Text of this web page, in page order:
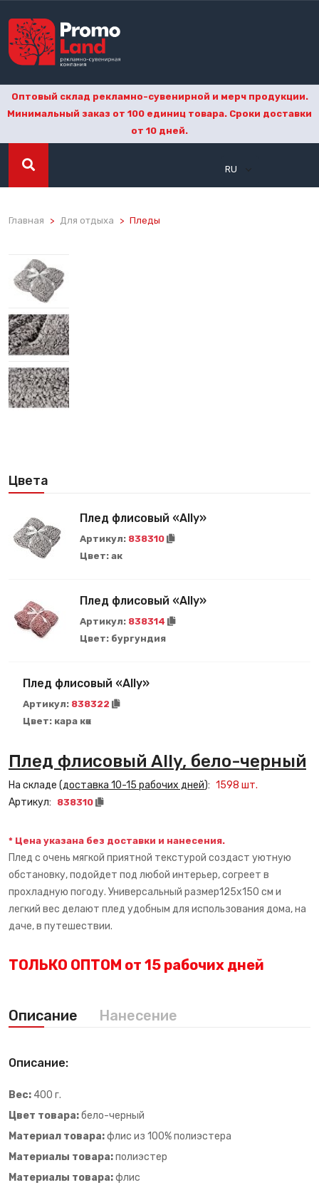
Оптовый склад рекламно-сувенирной и мерч продукции.
Минимальный заказ от 100 единиц товара. Сроки доставки
от 10 дней.
RU
Главная Для отдыха Пледы
Цвета
Плед флисовый «Ally»
Артикул: 838310
Цвет: ак
Плед флисовый «Ally»
Артикул: 838314
Цвет: бургундия
Плед флисовый «Ally»
Артикул: 838322
Цвет: кара көк
Плед флисовый Ally, бело-черный
На складе (доставка 10-15 рабочих дней): 1598 шт.
Артикул:
838310
* Цена указана без доставки и нанесения.
Плед с очень мягкой приятной текстурой создаст уютную
обстановку, подойдет под любой интерьер, согреет в
прохладную погоду. Универсальный размер125х150 см и
легкий вес делают плед удобным для использования дома, на
даче, в путешествии.
ТОЛЬКО ОПТОМ от 15 рабочих дней
Описание Нанесение
Описание:
Вес: 400 г.
Цвет товара:бело-черный
Материал товара:флис из 100% полиэстера
Материалы товара:полиэстер
Материалы товара:флис